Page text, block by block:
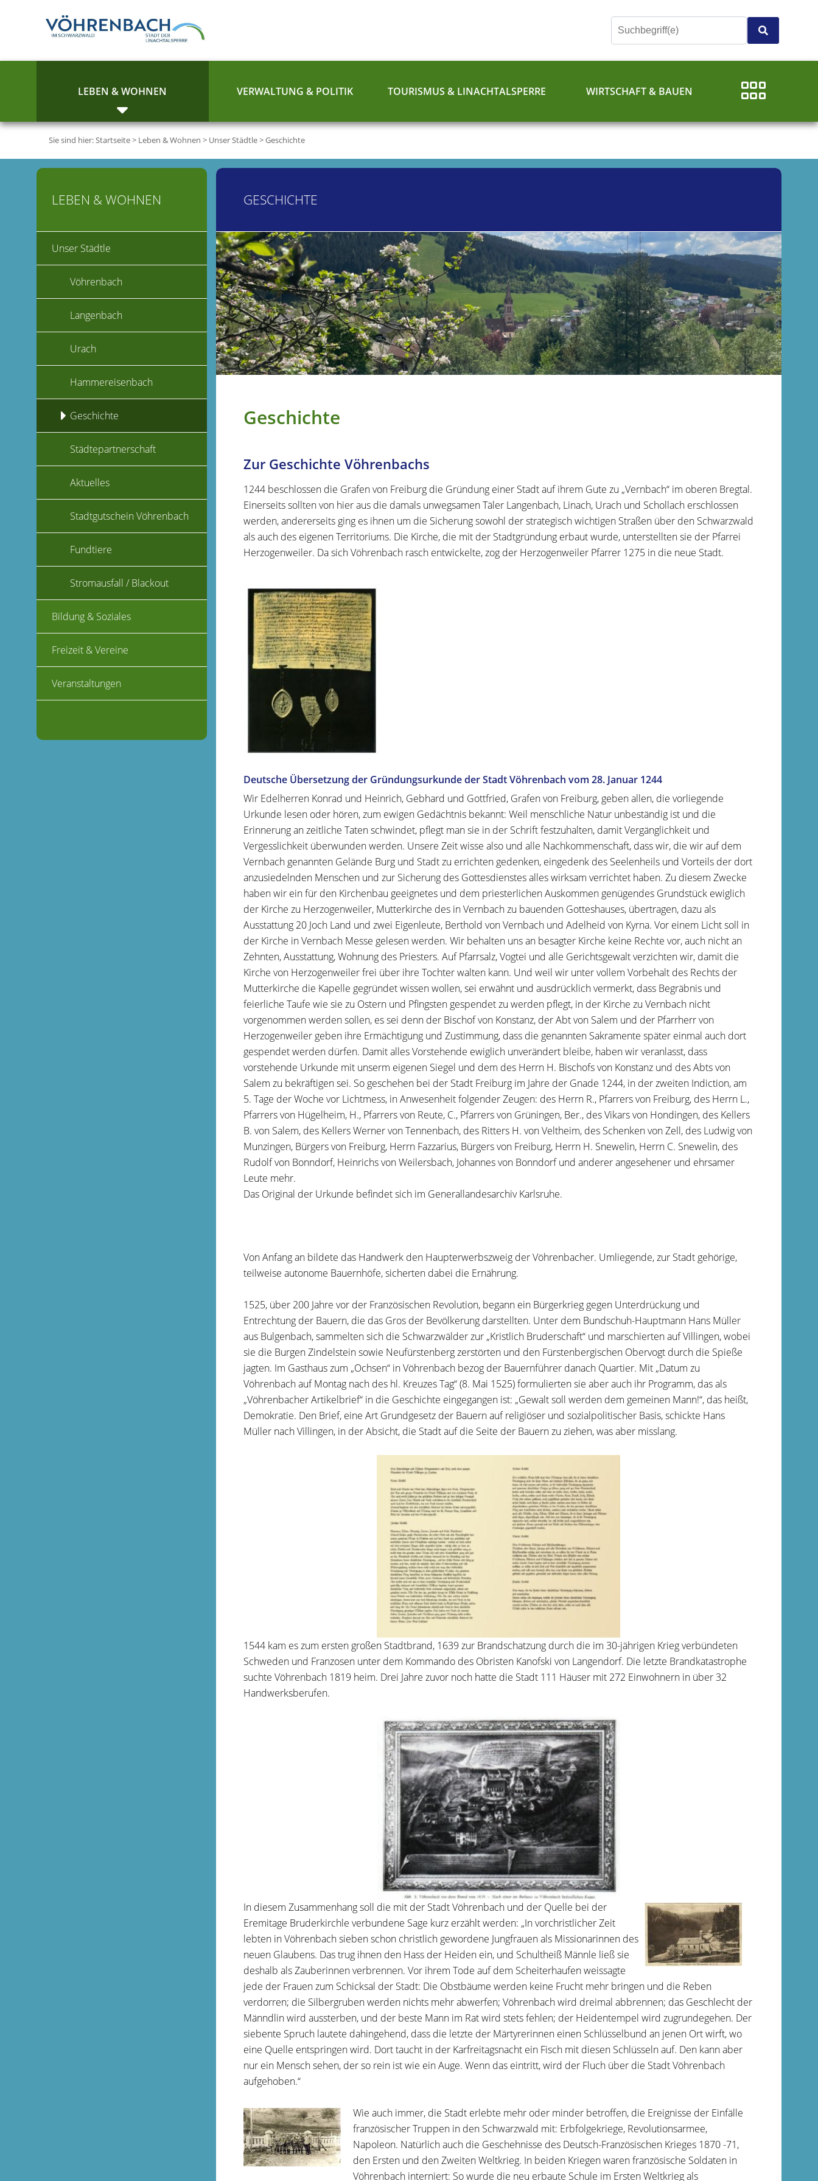
LEBEN & WOHNEN VERWALTUNG & POLITIK TOURISMUS & LINACHTALSPERRE WIRTSCHAFT & BAUEN
Sie sind hier:Startseite> Leben & Wohnen > Unser Städtle>Geschichte
GESCHICHTE
Geschichte
Zur Geschichte Vöhrenbachs
1244 beschlossen die Grafen von Freiburg die Gründung einer Stadt auf ihrem Gute zu „Vernbach“ im oberen Bregtal.
Einerseits sollten von hier aus die damals unwegsamen Täler Langenbach, Linach, Urach und Schollach erschlossen
werden, andererseits ging es ihnen um die Sicherung sowohl der strategisch wichtigen Straßen über den Schwarzwald
als auch des eigenen Territoriums. Die Kirche, die mit der Stadtgründung erbaut wurde, unterstellten sie der Pfarrei
Herzogenweiler. Da sich Vöhrenbach rasch entwickelte, zog der Herzogenweiler Pfarrer 1275 in die neue Stadt.
Deutsche Übersetzung der Gründungsurkunde der Stadt Vöhrenbach vom 28. Januar 1244
Wir Edelherren Konrad und Heinrich, Gebhard und Gottfried, Grafen von Freiburg, geben allen, die vorliegende
Urkunde lesen oder hören, zum ewigen Gedächtnis bekannt: Weil menschliche Natur unbeständig ist und die
Erinnerung an zeitliche Taten schwindet, pflegt man sie in der Schrift festzuhalten, damit Vergänglichkeit und
Vergesslichkeit überwunden werden. Unsere Zeit wisse also und alle Nachkommenschaft, dass wir, die wir auf dem
Vernbach genannten Gelände Burg und Stadt zu errichten gedenken, eingedenk des Seelenheils und Vorteils der dort
anzusiedelnden Menschen und zur Sicherung des Gottesdienstes alles wirksam verrichtet haben. Zu diesem Zwecke
haben wir ein für den Kirchenbau geeignetes und dem priesterlichen Auskommen genügendes Grundstück ewiglich
der Kirche zu Herzogenweiler, Mutterkirche des in Vernbach zu bauenden Gotteshauses, übertragen, dazu als
Ausstattung 20 Joch Land und zwei Eigenleute, Berthold von Vernbach und Adelheid von Kyrna. Vor einem Licht soll in
der Kirche in Vernbach Messe gelesen werden. Wir behalten uns an besagter Kirche keine Rechte vor, auch nicht an
Zehnten, Ausstattung, Wohnung des Priesters. Auf Pfarrsalz, Vogtei und alle Gerichtsgewalt verzichten wir, damit die
Kirche von Herzogenweiler frei über ihre Tochter walten kann. Und weil wir unter vollem Vorbehalt des Rechts der
Mutterkirche die Kapelle gegründet wissen wollen, sei erwähnt und ausdrücklich vermerkt, dass Begräbnis und
feierliche Taufe wie sie zu Ostern und Pfingsten gespendet zu werden pflegt, in der Kirche zu Vernbach nicht
vorgenommen werden sollen, es sei denn der Bischof von Konstanz, der Abt von Salem und der Pfarrherr von
Herzogenweiler geben ihre Ermächtigung und Zustimmung, dass die genannten Sakramente später einmal auch dort
gespendet werden dürfen. Damit alles Vorstehende ewiglich unverändert bleibe, haben wir veranlasst, dass
vorstehende Urkunde mit unserm eigenen Siegel und dem des Herrn H. Bischofs von Konstanz und des Abts von
Salem zu bekräftigen sei. So geschehen bei der Stadt Freiburg im Jahre der Gnade 1244, in der zweiten Indiction, am
5. Tage der Woche vor Lichtmess, in Anwesenheit folgender Zeugen: des Herrn R., Pfarrers von Freiburg, des Herrn L.,
Pfarrers von Hügelheim, H., Pfarrers von Reute, C., Pfarrers von Grüningen, Ber., des Vikars von Hondingen, des Kellers
B. von Salem, des Kellers Werner von Tennenbach, des Ritters H. von Veltheim, des Schenken von Zell, des Ludwig von
Munzingen, Bürgers von Freiburg, Herrn Fazzarius, Bürgers von Freiburg, Herrn H. Snewelin, Herrn C. Snewelin, des
Rudolf von Bonndorf, Heinrichs von Weilersbach, Johannes von Bonndorf und anderer angesehener und ehrsamer
Leute mehr.
Das Original der Urkunde befindet sich im Generallandesarchiv Karlsruhe.
Von Anfang an bildete das Handwerk den Haupterwerbszweig der Vöhrenbacher. Umliegende, zur Stadt gehörige,
teilweise autonome Bauernhöfe, sicherten dabei die Ernährung.
1525, über 200 Jahre vor der Französischen Revolution, begann ein Bürgerkrieg gegen Unterdrückung und
Entrechtung der Bauern, die das Gros der Bevölkerung darstellten. Unter dem Bundschuh-Hauptmann Hans Müller
aus Bulgenbach, sammelten sich die Schwarzwälder zur „Kristlich Bruderschaft“ und marschierten auf Villingen, wobei
sie die Burgen Zindelstein sowie Neufürstenberg zerstörten und den Fürstenbergischen Obervogt durch die Spieße
jagten. Im Gasthaus zum „Ochsen“ in Vöhrenbach bezog der Bauernführer danach Quartier. Mit „Datum zu
Vöhrenbach auf Montag nach des hl. Kreuzes Tag“ (8. Mai 1525) formulierten sie aber auch ihr Programm, das als
„Vöhrenbacher Artikelbrief“ in die Geschichte eingegangen ist: „Gewalt soll werden dem gemeinen Mann!“, das heißt,
Demokratie. Den Brief, eine Art Grundgesetz der Bauern auf religiöser und sozialpolitischer Basis, schickte Hans
Müller nach Villingen, in der Absicht, die Stadt auf die Seite der Bauern zu ziehen, was aber misslang.
1544 kam es zum ersten großen Stadtbrand, 1639 zur Brandschatzung durch die im 30-jährigen Krieg verbündeten
Schweden und Franzosen unter dem Kommando des Obristen Kanofski von Langendorf. Die letzte Brandkatastrophe
suchte Vöhrenbach 1819 heim. Drei Jahre zuvor noch hatte die Stadt 111 Häuser mit 272 Einwohnern in über 32
Handwerksberufen.
In diesem Zusammenhang soll die mit der Stadt Vöhrenbach und der Quelle bei der
Eremitage Bruderkirchle verbundene Sage kurz erzählt werden: „In vorchristlicher Zeit
lebten in Vöhrenbach sieben schon christlich gewordene Jungfrauen als Missionarinnen des
neuen Glaubens. Das trug ihnen den Hass der Heiden ein, und Schultheiß Männle ließ sie
deshalb als Zauberinnen verbrennen. Vor ihrem Tode auf dem Scheiterhaufen weissagte
jede der Frauen zum Schicksal der Stadt: Die Obstbäume werden keine Frucht mehr bringen und die Reben
verdorren; die Silbergruben werden nichts mehr abwerfen; Vöhrenbach wird dreimal abbrennen; das Geschlecht der
Männdlin wird aussterben, und der beste Mann im Rat wird stets fehlen; der Heidentempel wird zugrundegehen. Der
siebente Spruch lautete dahingehend, dass die letzte der Märtyrerinnen einen Schlüsselbund an jenen Ort wirft, wo
eine Quelle entspringen wird. Dort taucht in der Karfreitagsnacht ein Fisch mit diesen Schlüsseln auf. Den kann aber
nur ein Mensch sehen, der so rein ist wie ein Auge. Wenn das eintritt, wird der Fluch über die Stadt Vöhrenbach
aufgehoben.“
Wie auch immer, die Stadt erlebte mehr oder minder betroffen, die Ereignisse der Einfälle
französischer Truppen in den Schwarzwald mit: Erbfolgekriege, Revolutionsarmee,
Napoleon. Natürlich auch die Geschehnisse des Deutsch-Französischen Krieges 1870 -71,
den Ersten und den Zweiten Weltkrieg. In beiden Kriegen waren französische Soldaten in
Vöhrenbach interniert: So wurde die neu erbaute Schule im Ersten Weltkrieg als
LEBEN & WOHNEN
Unser Städtle
Vöhrenbach
Langenbach
Urach
Hammereisenbach
Geschichte
Städtepartnerschaft
Aktuelles
Stadtgutschein Vöhrenbach
Fundtiere
Stromausfall / Blackout
Bildung & Soziales
Freizeit & Vereine
Veranstaltungen